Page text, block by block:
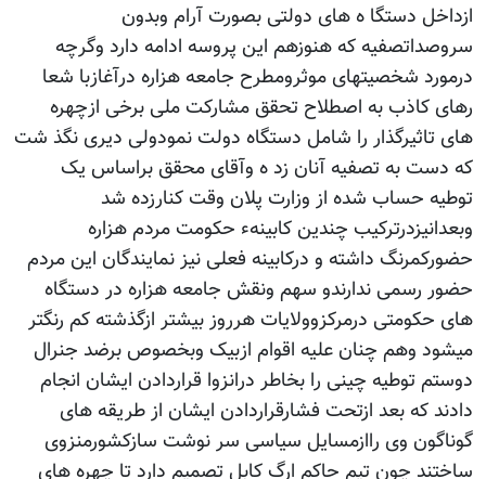
ازداخل دستگا ه های دولتی بصورت آرام وبدون
سروصداتصفیه که هنوزهم این پروسه ادامه دارد وگرچه
درمورد شخصیتهای موثرومطرح جامعه هزاره درآغازبا شعا
رهای کاذب به اصطلاح تحقق مشارکت ملی برخی ازچهره
های تاثیرگذار را شامل دستگاه دولت نمودولی دیری نگذ شت
که دست به تصفیه آنان زد ه وآقای محقق براساس یک
توطیه حساب شده از وزارت پلان وقت کنارزده شد
وبعدانیزدرترکیب چندین کابینهء حکومت مردم هزاره
حضورکمرنگ داشته و درکابینه فعلی نیز نمایندگان این مردم
حضور رسمی ندارندو سهم ونقش جامعه هزاره در دستگاه
های حکومتی درمرکزوولایات هرروز بیشتر ازگذشته کم رنگتر
میشود وهم چنان علیه اقوام ازبیک وبخصوص برضد جنرال
دوستم توطیه چینی را بخاطر درانزوا قراردادن ایشان انجام
دادند که بعد ازتحت فشارقراردادن ایشان از طریقه های
گوناگون وی راازمسایل سیاسی سر نوشت سازکشورمنزوی
ساختند چون تیم حاکم ارگ کابل تصمیم دارد تا چهره های